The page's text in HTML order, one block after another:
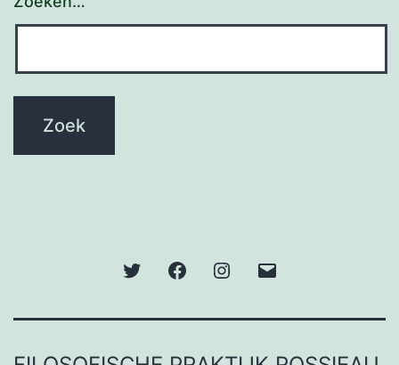
Twitter FacebookInstagram